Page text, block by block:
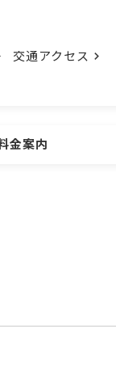
交通アクセス
金案内